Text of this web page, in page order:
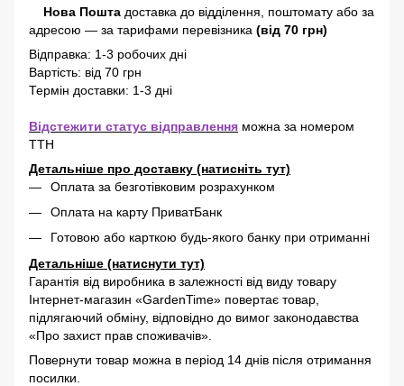
Нова Пошта доставка до відділення, поштомату або за
адресою — за тарифами перевізника (від 70 грн)
Відправка: 1-3 робочих дні
Вартість: від 70 грн
Термін доставки: 1-3 дні
Відстежити статус відправлення можна за номером
ТТН
Детальніше про доставку (натисніть тут)
Оплата за безготівковим розрахунком
Оплата на карту ПриватБанк
Готовою або карткою будь-якого банку при отриманні
Детальніше (натиснути тут)
Гарантія від виробника в залежності від виду товару
Інтернет-магазин «GardenTime» повертає товар,
підлягаючий обміну, відповідно до вимог законодавства
«Про захист прав споживачів».
Повернути товар можна в період 14 днів після отримання
посилки.